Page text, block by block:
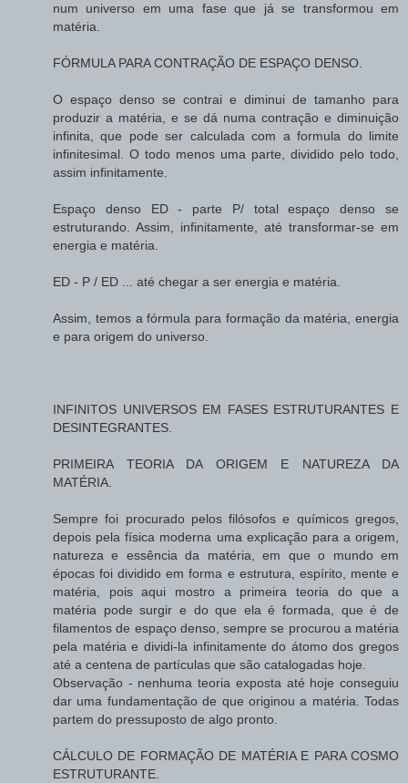
num universo em uma fase que já se transformou em
matéria.
FÓRMULA PARA CONTRAÇÃO DE ESPAÇO DENSO.
O espaço denso se contrai e diminui de tamanho para
produzir a matéria, e se dá numa contração e diminuição
infinita, que pode ser calculada com a formula do limite
infinitesimal. O todo menos uma parte, dividido pelo todo,
assim infinitamente.
Espaço denso ED - parte P/ total espaço denso se
estruturando. Assim, infinitamente, até transformar-se em
energia e matéria.
ED - P / ED ... até chegar a ser energia e matéria.
Assim, temos a fórmula para formação da matéria, energia
e para origem do universo.
INFINITOS UNIVERSOS EM FASES ESTRUTURANTES E
DESINTEGRANTES.
PRIMEIRA TEORIA DA ORIGEM E NATUREZA DA
MATÉRIA.
Sempre foi procurado pelos filósofos e químicos gregos,
depois pela física moderna uma explicação para a origem,
natureza e essência da matéria, em que o mundo em
épocas foi dividido em forma e estrutura, espírito, mente e
matéria, pois aqui mostro a primeira teoria do que a
matéria pode surgir e do que ela é formada, que é de
filamentos de espaço denso, sempre se procurou a matéria
pela matéria e dividi-la infinitamente do átomo dos gregos
até a centena de partículas que são catalogadas hoje.
Observação - nenhuma teoria exposta até hoje conseguiu
dar uma fundamentação de que originou a matéria. Todas
partem do pressuposto de algo pronto.
CÁLCULO DE FORMAÇÃO DE MATÉRIA E PARA COSMO
ESTRUTURANTE.